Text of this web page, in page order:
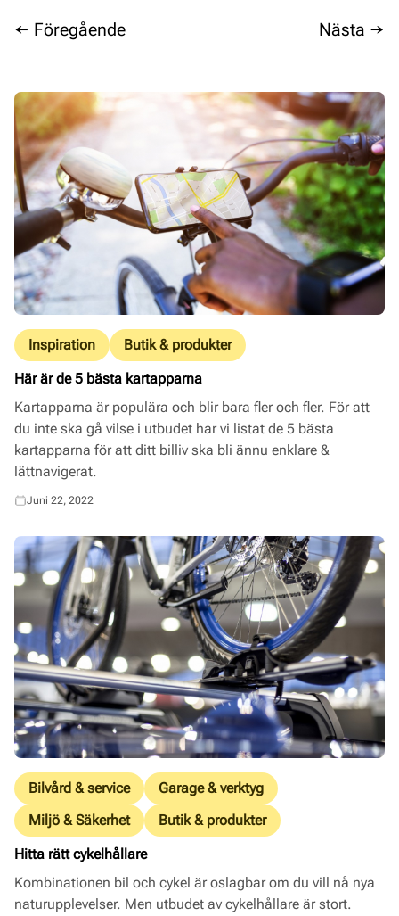
← Föregående Nästa →
Inspiration
Butik & produkter
Här är de 5 bästa kartapparna
Kartapparna är populära och blir bara fler och fler. För att
du inte ska gå vilse i utbudet har vi listat de 5 bästa
kartapparna för att ditt billiv ska bli ännu enklare &
lättnavigerat.
Juni 22, 2022
Bilvård & service
Garage & verktyg
Miljö & Säkerhet
Butik & produkter
Hitta rätt cykelhållare
Kombinationen bil och cykel är oslagbar om du vill nå nya
naturupplevelser. Men utbudet av cykelhållare är stort.